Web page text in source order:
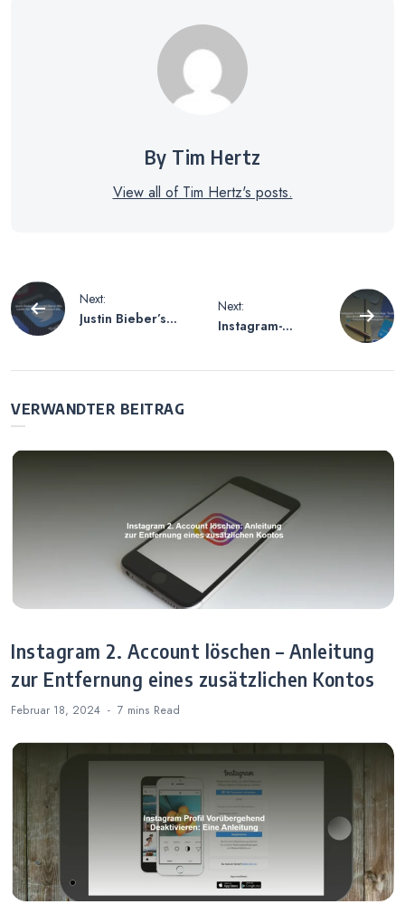
By Tim Hertz
View all of Tim Hertz's posts.
Beitragsnavigation
Next:
Justin Bieber’s
Next:
Instagram-
VERWANDTER BEITRAG
Instagram 2. Account löschen – Anleitung
zur Entfernung eines zusätzlichen Kontos
Februar 18, 2024 7 mins Read